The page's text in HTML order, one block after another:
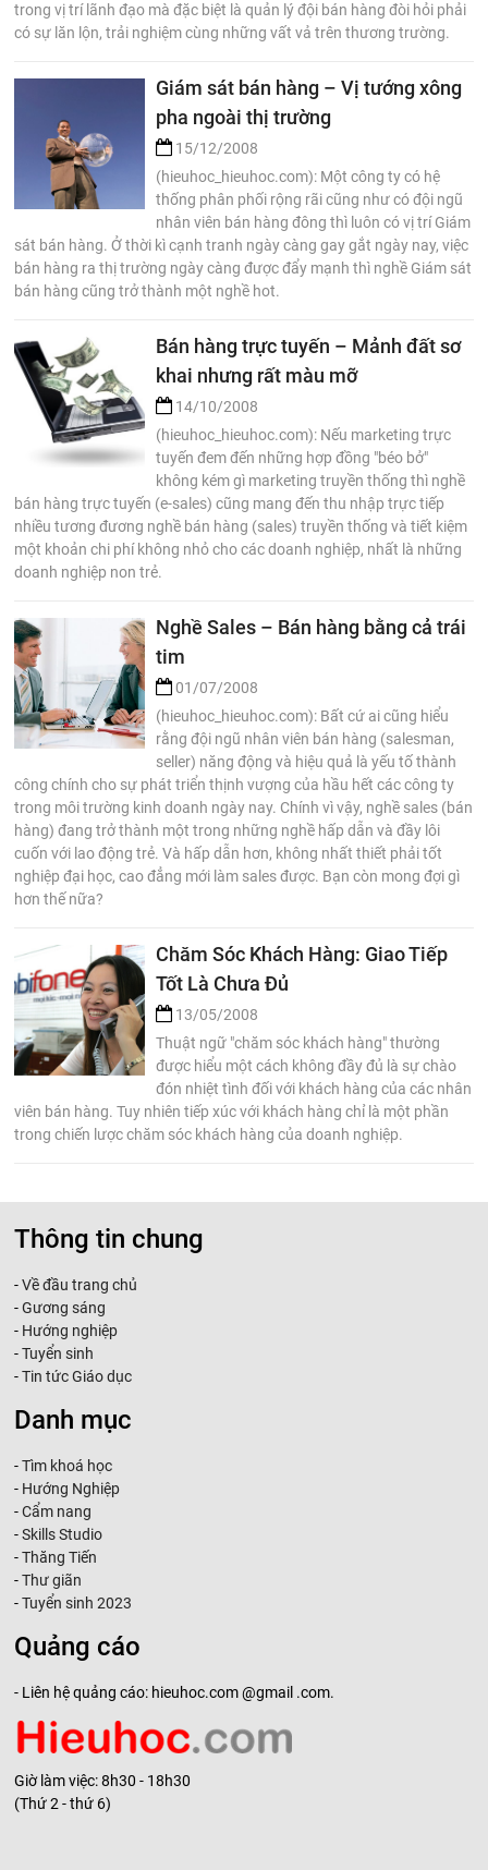
trong vị trí lãnh đạo mà đặc biệt là quản lý đội bán hàng đòi hỏi phải
có sự lăn lộn, trải nghiệm cùng những vất vả trên thương trường.
Giám sát bán hàng – Vị tướng xông
pha ngoài thị trường
15/12/2008
(hieuhoc_hieuhoc.com): Một công ty có hệ
thống phân phối rộng rãi cũng như có đội ngũ
nhân viên bán hàng đông thì luôn có vị trí Giám
sát bán hàng. Ở thời kì cạnh tranh ngày càng gay gắt ngày nay, việc
bán hàng ra thị trường ngày càng được đẩy mạnh thì nghề Giám sát
bán hàng cũng trở thành một nghề hot.
Bán hàng trực tuyến – Mảnh đất sơ
khai nhưng rất màu mỡ
14/10/2008
(hieuhoc_hieuhoc.com): Nếu marketing trực
tuyến đem đến những hợp đồng "béo bở"
không kém gì marketing truyền thống thì nghề
bán hàng trực tuyến (e-sales) cũng mang đến thu nhập trực tiếp
nhiều tương đương nghề bán hàng (sales) truyền thống và tiết kiệm
một khoản chi phí không nhỏ cho các doanh nghiệp, nhất là những
doanh nghiệp non trẻ.
Nghề Sales – Bán hàng bằng cả trái
tim
01/07/2008
(hieuhoc_hieuhoc.com): Bất cứ ai cũng hiểu
rằng đội ngũ nhân viên bán hàng (salesman,
seller) năng động và hiệu quả là yếu tố thành
công chính cho sự phát triển thịnh vượng của hầu hết các công ty
trong môi trường kinh doanh ngày nay. Chính vì vậy, nghề sales (bán
hàng) đang trở thành một trong những nghề hấp dẫn và đầy lôi
cuốn với lao động trẻ. Và hấp dẫn hơn, không nhất thiết phải tốt
nghiệp đại học, cao đẳng mới làm sales được. Bạn còn mong đợi gì
hơn thế nữa?
Chăm Sóc Khách Hàng: Giao Tiếp
Tốt Là Chưa Đủ
13/05/2008
Thuật ngữ "chăm sóc khách hàng" thường
được hiểu một cách không đầy đủ là sự chào
đón nhiệt tình đối với khách hàng của các nhân
viên bán hàng. Tuy nhiên tiếp xúc với khách hàng chỉ là một phần
trong chiến lược chăm sóc khách hàng của doanh nghiệp.
Thông tin chung
-Về đầu trang chủ
-Gương sáng
- Hướng nghiệp
-Tuyển sinh
-Tin tức Giáo dục
Danh mục
-Tìm khoá học
- Hướng Nghiệp
-Cẩm nang
-Skills Studio
-Thăng Tiến
-Thư giãn
-Tuyển sinh 2023
Quảng cáo
- Liên hệ quảng cáo: hieuhoc.com @gmail .com.
Giờ làm việc: 8h30 - 18h30
(Thứ 2 - thứ 6)